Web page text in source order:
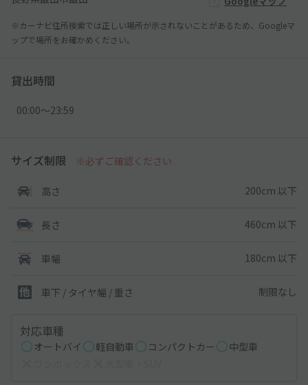
※カーナビ住所検索では正しい場所が示されないことがあるため、Googleマ
ップで場所をお確かめください。
貸出時間
00:00〜23:59
サイズ制限 ※必ずご確認ください
高さ 200cm 以下
長さ 460cm 以下
車幅 180cm 以下
車下 / タイヤ幅 / 重さ 制限なし
対応車種
オートバイ 軽自動車 コンパクトカー
中型車